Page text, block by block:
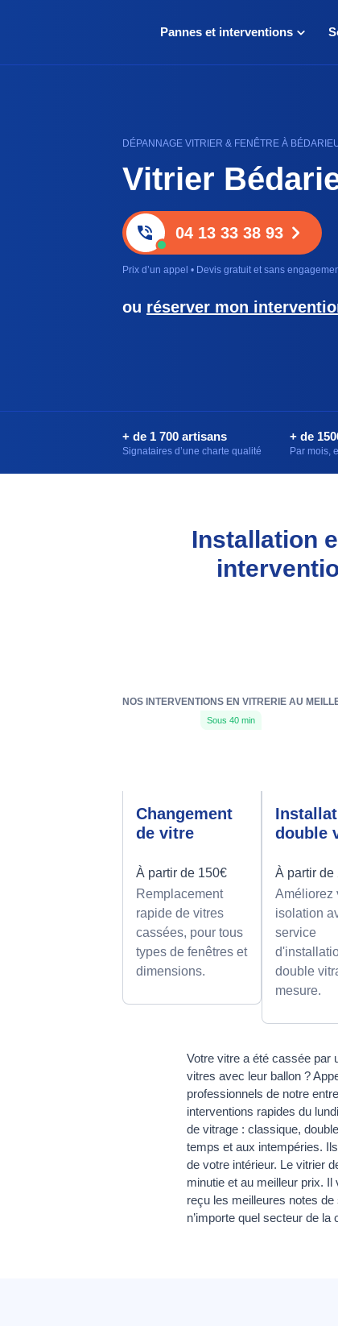
Pannes et interventions
DÉPANNAGE VITRIER & FENÊTRE À
Vitrier
04 13 33 38 93
Prix d’un appel • Devis gratuit et sans
ou réserver mon
+ de 1 700 artisans
Signataires d’une charte qualité
+ de
Par mois,
Installation
NOS INTERVENTIONS EN VITRERIE AU
Sous 40 min
Changement
de vitre
À partir de 150€
Remplacement
rapide de vitres
cassées, pour tous
types de fenêtres et
dimensions.
double
À partir de
Améliorez
isolation
service
double
mesure.
Votre vitre a été cassée par
vitres avec leur ballon ?
professionnels de notre
interventions rapides du
de vitrage : classique,
temps et aux intempéries.
de votre intérieur. Le vitrier
minutie et au meilleur prix.
reçu les meilleures notes de
n’importe quel secteur de la